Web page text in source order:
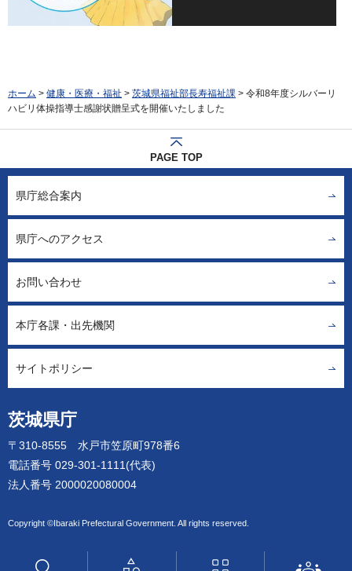
ホーム > 健康・医療・福祉 > 茨城県福祉部長寿福祉課 > 令和8年度シルバーリ
ハビリ体操指導士感謝状贈呈式を開催いたしました
PAGE TOP
茨城県庁
〒310-8555 水戸市笠原町978番6
電話番号 029-301-1111(代表)
法人番号 2000020080004
Copyright ©Ibaraki Prefectural Government. All rights reserved.
県庁総合案内
県庁へのアクセス
お問い合わせ
本庁各課・出先機関
サイトポリシー